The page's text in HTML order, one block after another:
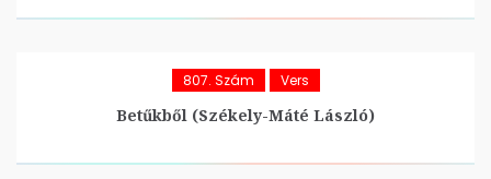
807. Szám Vers
Betűkből (Székely-Máté László)